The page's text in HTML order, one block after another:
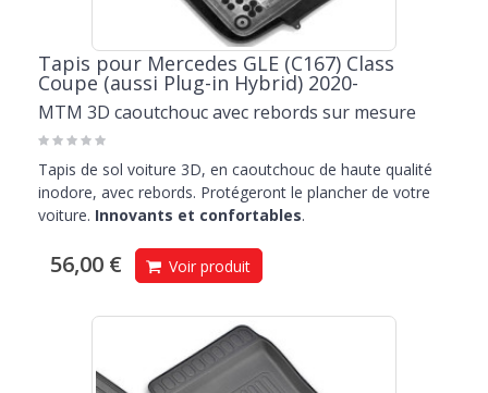
Tapis pour Mercedes GLE (C167) Class
Coupe (aussi Plug-in Hybrid) 2020-
MTM 3D caoutchouc avec rebords sur mesure
Tapis de sol voiture 3D, en caoutchouc de haute qualité
inodore, avec rebords. Protégeront le plancher de votre
voiture. Innovants et confortables.
56,00 € Voir produit